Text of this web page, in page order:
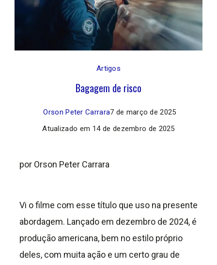
Artigos
Bagagem de risco
Orson Peter Carrara7 de março de 2025
Atualizado em 14 de dezembro de 2025
por Orson Peter Carrara
Vi o filme com esse título que uso na presente
abordagem. Lançado em dezembro de 2024, é
produção americana, bem no estilo próprio
deles, com muita ação e um certo grau de